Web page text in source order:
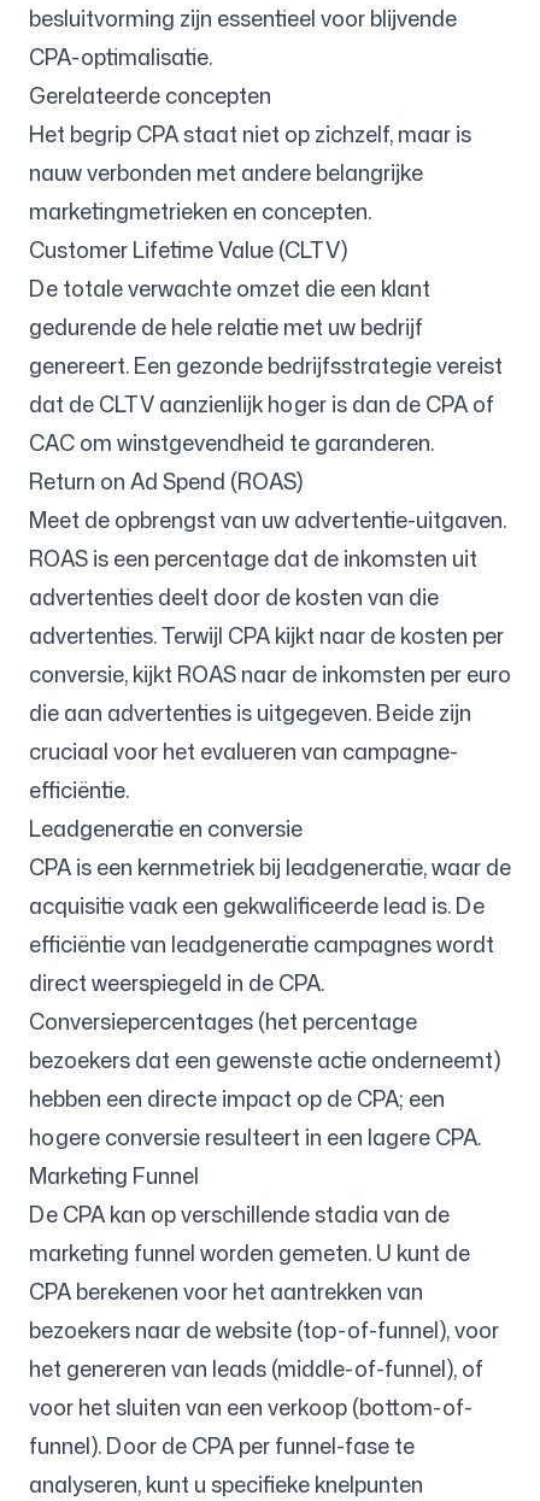
besluitvorming zijn essentieel voor blijvende
CPA-optimalisatie.
Gerelateerde concepten
Het begrip CPA staat niet op zichzelf, maar is
nauw verbonden met andere belangrijke
marketingmetrieken en concepten.
Customer Lifetime Value (CLTV)
De totale verwachte omzet die een klant
gedurende de hele relatie met uw bedrijf
genereert. Een gezonde bedrijfsstrategie vereist
dat de CLTV aanzienlijk hoger is dan de CPA of
CAC om winstgevendheid te garanderen.
Return on Ad Spend (ROAS)
Meet de opbrengst van uw advertentie-uitgaven.
ROAS is een percentage dat de inkomsten uit
advertenties deelt door de kosten van die
advertenties. Terwijl CPA kijkt naar de kosten per
conversie, kijkt ROAS naar de inkomsten per euro
die aan advertenties is uitgegeven. Beide zijn
cruciaal voor het evalueren van campagne-
efficiëntie.
Leadgeneratie en conversie
CPA is een kernmetriek bij leadgeneratie, waar de
acquisitie vaak een gekwalificeerde lead is. De
efficiëntie van leadgeneratie campagnes wordt
direct weerspiegeld in de CPA.
Conversiepercentages (het percentage
bezoekers dat een gewenste actie onderneemt)
hebben een directe impact op de CPA; een
hogere conversie resulteert in een lagere CPA.
Marketing Funnel
De CPA kan op verschillende stadia van de
marketing funnel worden gemeten. U kunt de
CPA berekenen voor het aantrekken van
bezoekers naar de website (top-of-funnel), voor
het genereren van leads (middle-of-funnel), of
voor het sluiten van een verkoop (bottom-of-
funnel). Door de CPA per funnel-fase te
analyseren, kunt u specifieke knelpunten